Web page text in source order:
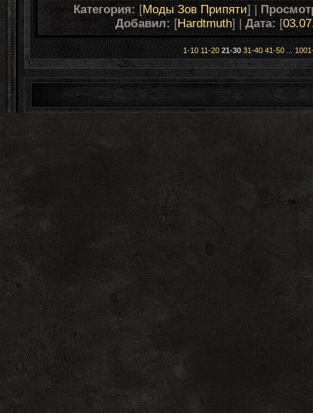
Категория: [Моды Зов Припяти] |
Добавил: [Hardtmuth] | Дата: [
1-10 11-20 21-30 31-40 41-50